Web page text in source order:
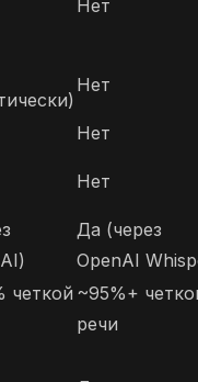
Нет
Нет
Нет
Нет
Да (через
OpenAI
четкой ~95%+
речи